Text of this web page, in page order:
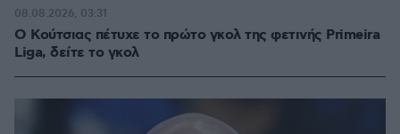
Ο Κούτσιας πέτυχε το πρώτο γκολ της φετινής Primeira
Liga, δείτε το γκολ
08.08.2026, 03:31